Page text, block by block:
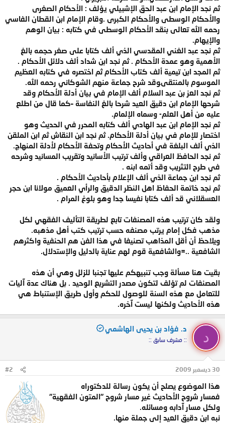
ثم نجد الإمام ابن عبد الحق الإشبيلي يؤلف : الأحكام الصغرى
والأحكام الوسطى والأحكام الكبرى .وقام الإمام ابن القطان الفاسي
رحمه الله تعالى بنقد الأحكام الوسطى في كتابه : بيان الوهم
والإيهام.
ثم نجد عبد الغني المقدسي الذي ألف كتابا على صغر حجمه بالغ
الأهمية وهو عمدة الأحكام . ثم نجد ابن شداد ألف دلائل الأحكام .
ثم المجد ابن تيمية ألف كتاب الأحكام ثم اختصره في كتابه العظيم
الموسوم بالمنتقىوقد شرح جماعة منهم الشوكاني رحمه الله.
ثم نجد العز بن عبد السلام ألف الإمام في بيان أدلة الأحكام وقد
شرحها الإمام ابن دقيق العيد شرحا بالغ النفاسة –كما قال من اطلع
عليه من أهل العلم- وسماه الإلمام.
ثم نجد الإمام ابن عبد الهادي ألف كتابه المحرر في الحديث وهو
اختصار للإمام في بيان أدلة الأحكام. ثم نجد ابن النقاش ثم ابن الملقن
الذي ألف البلغة في أحاديث الأحكام وتحفة الأحكام لأدلة المنهاج.
ثم نجد الحافظ العراقي وألف ترتيب الأسانيد وتقريب المسانيد وشرحه
في طرح التثريب وقد أتمه ابنه .
ثم نجد ابن جماعة الذي ألف الإعلام بأحاديث الأحكام .
ثم نجد خاتمة الحفاظ اهل النظر الدقيق والرأي العميق مولانا ابن حجر
العسقلاني قد ألف كتابا نفيسا جدا وهو بلوغ المرام .
ولقد كان ترتيب هذه المصنفات تابع لطريقة التأليف الفقهي لكل
مذهب فكل إمام يرتب مصنفه حسب ترتيب كتب أهل مذهبه.
ويلاحظ أن أقل المذاهب تصنيفا في هذا الفن هم الحنفية واكثرهم
الشافعية ..=والشافعية قوم لهم عناية بالدليل والإستدلال.
بقيت هنا مسألة وجب تنبيهكم عليها تجنبا للزلل وهي أن هذه
المصنفات لم تؤلف لتكون مصدر التشريع الوحيد . بل هناك عدة آليات
للتعامل مع هذه السنة للوصول للحكم وأول طريق الإستنباط هي
هذه الأحاديث ولكنها ليست آخره.
د
د. فؤاد بن يحيى الهاشمي
:: مشرف سابق ::
30 ديسمبر 2009 #2
هذا الموضوع يصلح أن يكون رسالة للدكتوراه
فمسار شروح الأحاديث غير مسار شروح "المتون الفقهية"
ولكل مسار آدابه ومسائله.
نبه ابن دقيق العيد إلى جملة منها.